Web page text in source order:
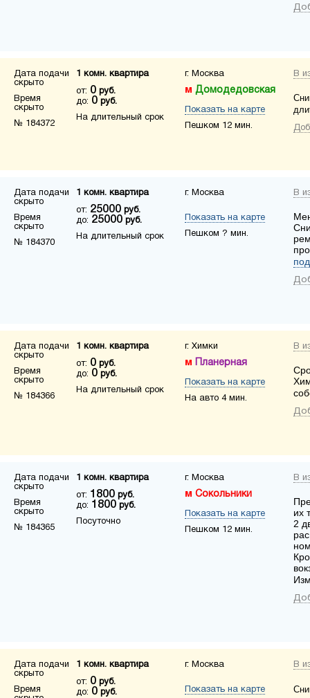
Дата подачи
скрыто
Время
скрыто
№ 184372
1 комн. квартира
от: 0 руб.
до: 0 руб.
На длительный срок
г. Москва
Домодедовская
Показать на карте
Пешком 12 мин.
В
Дата подачи
скрыто
Время
скрыто
№ 184370
1 комн. квартира
от: 25000 руб.
до: 25000 руб.
На длительный срок
г. Москва
Показать на карте
Пешком ? мин.
В
Дата подачи
скрыто
Время
скрыто
№ 184366
1 комн. квартира
от: 0 руб.
до: 0 руб.
На длительный срок
г. Химки
Планерная
Показать на карте
На авто 4 мин.
В
Дата подачи
скрыто
Время
скрыто
№ 184365
1 комн. квартира
от: 1800 руб.
до: 1800 руб.
Посуточно
г. Москва
Сокольники
Показать на карте
Пешком 12 мин.
В
их
2
Дата подачи
скрыто
Время
1 комн. квартира
от: 0 руб.
до: 0 руб.
г. Москва
Показать на карте
В